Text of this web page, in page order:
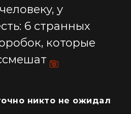
у
6 странных
которые
никто не ожидал